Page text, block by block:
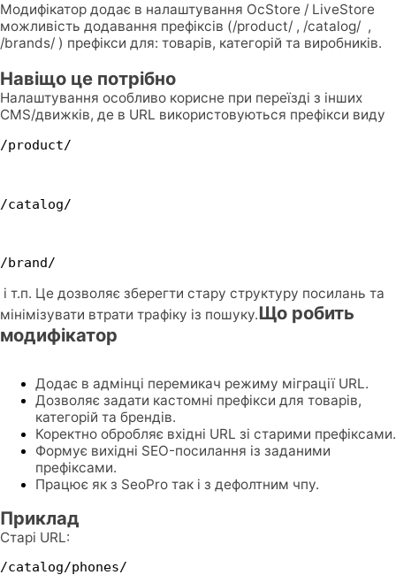
Модифікатор додає в налаштування OcStore / LiveStore
можливість додавання префіксів (/product/ , /catalog/ ,
/brands/ ) префікси для: товарів, категорій та виробників.
Навіщо це потрібно
Налаштування особливо корисне при переїзді з інших
CMS/движків, де в URL використовуються префікси виду
/product/
/catalog/
/brand/
і т.п. Це дозволяє зберегти стару структуру посилань та
мінімізувати втрати трафіку із пошуку.Що робить
модифікатор
Додає в адмінці перемикач режиму міграції URL.
Дозволяє задати кастомні префікси для товарів,
категорій та брендів.
Коректно обробляє вхідні URL зі старими префіксами.
Формує вихідні SEO-посилання із заданими
префіксами.
Працює як з SeoPro так і з дефолтним чпу.
Приклад
Старі URL:
/catalog/phones/